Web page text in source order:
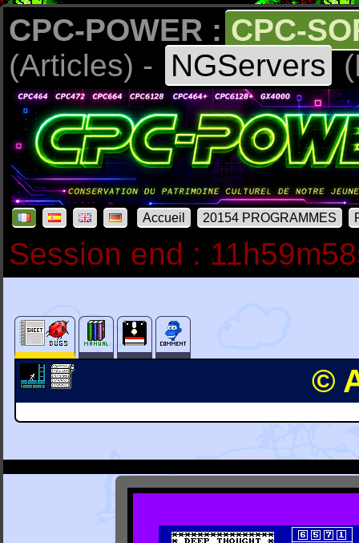
CPC-POWER : CPC-
(Articles) -
NGServers
Accueil 20154 PROGRAMMES
Session end :
©